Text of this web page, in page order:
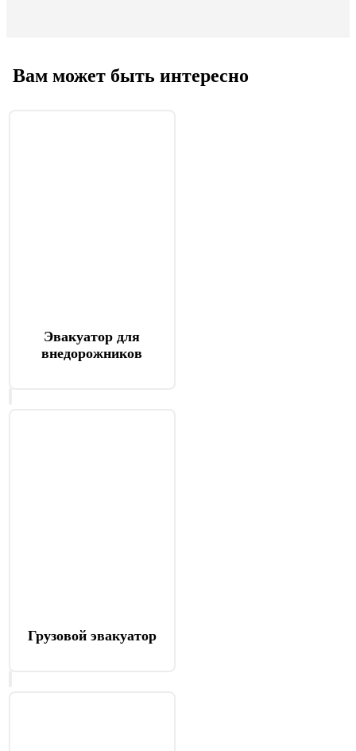
Вам может быть интересно
Эвакуатор для
внедорожников
Грузовой эвакуатор